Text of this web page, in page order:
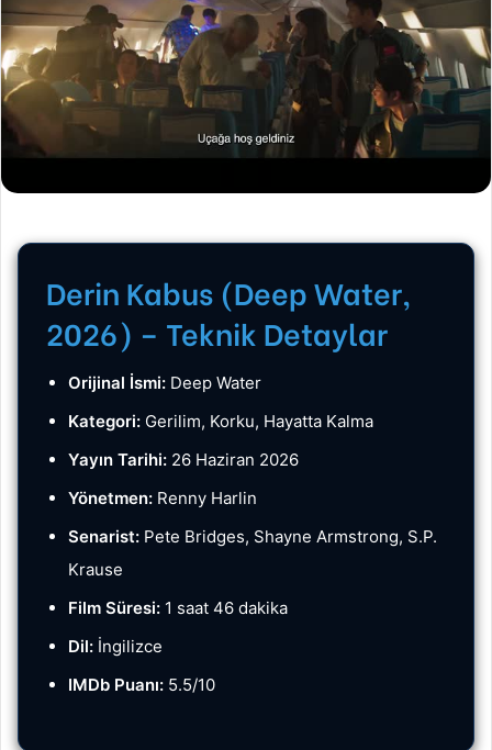
Derin Kabus (Deep Water,
2026) – Teknik Detaylar
Orijinal İsmi: Deep Water
Kategori: Gerilim, Korku, Hayatta Kalma
Yayın Tarihi: 26 Haziran 2026
Yönetmen: Renny Harlin
Senarist: Pete Bridges, Shayne Armstrong, S.P.
Krause
Film Süresi: 1 saat 46 dakika
Dil: İngilizce
IMDb Puanı: 5.5/10